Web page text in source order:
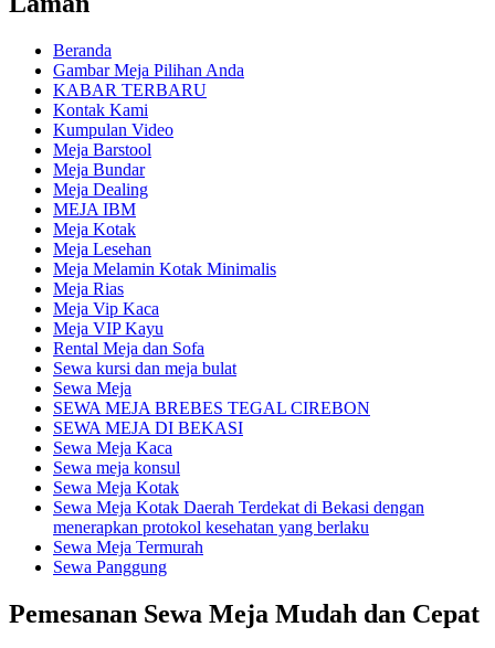
Beranda
Gambar Meja Pilihan Anda
KABAR TERBARU
Kontak Kami
Kumpulan Video
Meja Barstool
Meja Bundar
Meja Dealing
MEJA IBM
Meja Kotak
Meja Lesehan
Meja Melamin Kotak Minimalis
Meja Rias
Meja Vip Kaca
Meja VIP Kayu
Rental Meja dan Sofa
Sewa kursi dan meja bulat
Sewa Meja
SEWA MEJA BREBES TEGAL CIREBON
SEWA MEJA DI BEKASI
Sewa Meja Kaca
Sewa meja konsul
Sewa Meja Kotak
Sewa Meja Kotak Daerah Terdekat di Bekasi dengan
menerapkan protokol kesehatan yang berlaku
Sewa Meja Termurah
Sewa Panggung
Pemesanan Sewa Meja Mudah dan Cepat